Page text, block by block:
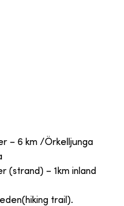
– 6 km /Örkelljunga
(strand) – 1km inland
trail).